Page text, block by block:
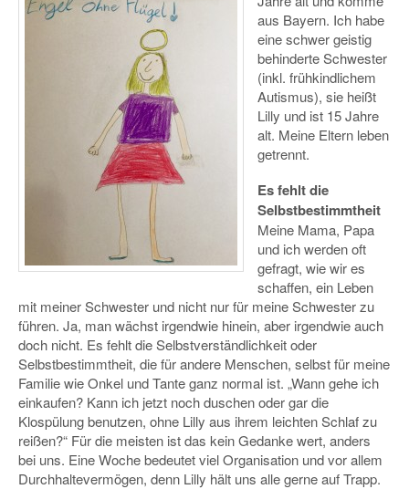
aus Bayern. Ich habe
eine schwer geistig
behinderte Schwester
(inkl. frühkindlichem
Autismus), sie heißt
Lilly und ist 15 Jahre
alt. Meine Eltern leben
getrennt.
Es fehlt die
Selbstbestimmtheit
Meine Mama, Papa
und ich werden oft
gefragt, wie wir es
schaffen, ein Leben
mit meiner Schwester und nicht nur für meine Schwester zu
führen. Ja, man wächst irgendwie hinein, aber irgendwie auch
doch nicht. Es fehlt die Selbstverständlichkeit oder
Selbstbestimmtheit, die für andere Menschen, selbst für meine
Familie wie Onkel und Tante ganz normal ist. „Wann gehe ich
einkaufen? Kann ich jetzt noch duschen oder gar die
Klospülung benutzen, ohne Lilly aus ihrem leichten Schlaf zu
reißen?“ Für die meisten ist das kein Gedanke wert, anders
bei uns. Eine Woche bedeutet viel Organisation und vor allem
Durchhaltevermögen, denn Lilly hält uns alle gerne auf Trapp.